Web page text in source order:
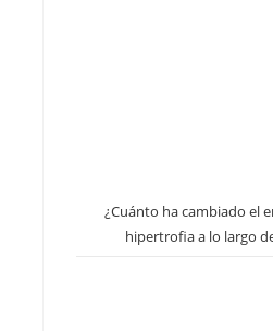
¿Cuánto ha cambiado el
hipertrofia a lo largo